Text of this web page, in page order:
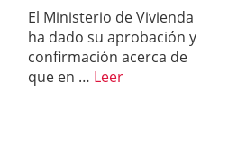
El Ministerio de Vivienda
ha dado su aprobación y
confirmación acerca de
que en … Leer